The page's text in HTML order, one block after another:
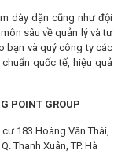
dày dặn cũng như đội
sâu về quản lý và tư
bạn và quý công ty các
quốc tế, hiệu quả
POINT GROUP
183 Hoàng Văn Thái,
Thanh Xuân, TP. Hà